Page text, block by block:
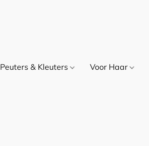
Peuters & Kleuters Voor Haar